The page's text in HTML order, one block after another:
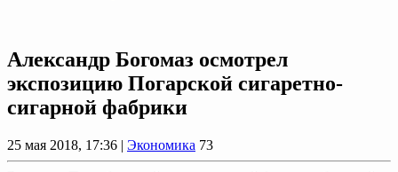
Александр Богомаз осмотрел
экспозицию Погарской сигаретно-
сигарной фабрики
25 мая 2018, 17:36 | Экономика 73